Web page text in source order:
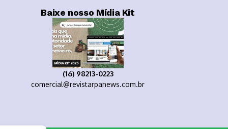
Baixe nosso Mídia Kit
(16) 98213-0223
comercial@revistarpanews.com.br